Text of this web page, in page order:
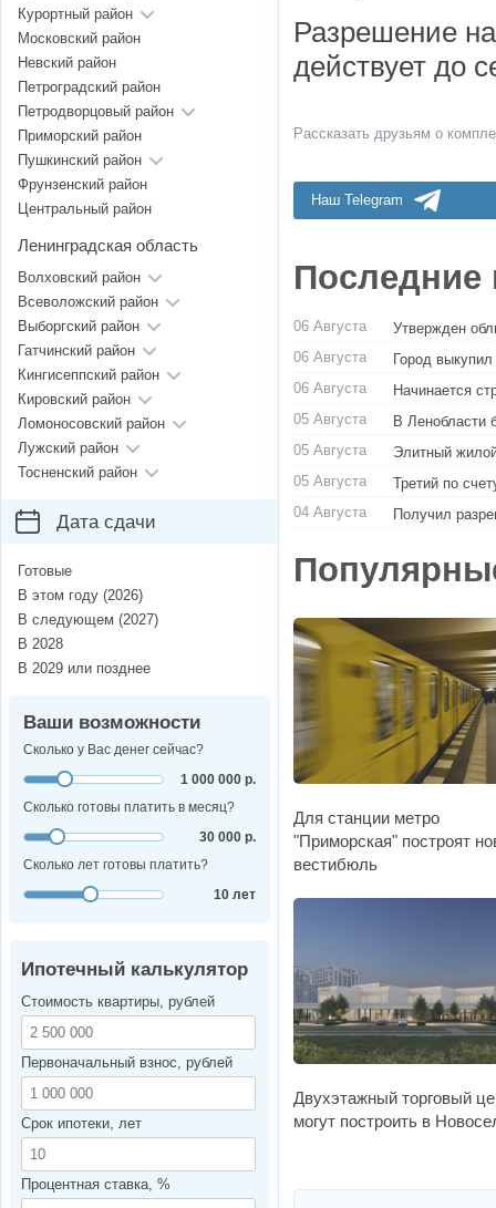
Разрешение
действует до
Рассказать друзьям о
Наш Telegram
Последние
06 Августа
Утвержден
06 Августа
Город
06 Августа
Начинается
05 Августа
В Ленобласти
05 Августа
Элитный
05 Августа
Третий по
04 Августа
Получил
Для станции метро
"Приморская" построят
вестибюль
Двухэтажный торговый
могут построить в
Курортный район
Московский район
Невский район
Петроградский район
Петродворцовый район
Приморский район
Пушкинский район
Фрунзенский район
Центральный район
Ленинградская область
Волховский район
Всеволожский район
Выборгский район
Гатчинский район
Кингисеппский район
Кировский район
Ломоносовский район
Лужский район
Тосненский район
Дата сдачи
Готовые
В этом году (2026)
В следующем (2027)
В 2028
В 2029 или позднее
Ваши возможности
Сколько у Вас денег сейчас?
1 000 000 р.
Сколько готовы платить в месяц?
30 000 р.
Сколько лет готовы платить?
10 лет
Ипотечный калькулятор
Стоимость квартиры, рублей
Первоначальный взнос, рублей
Срок ипотеки, лет
Процентная ставка, %